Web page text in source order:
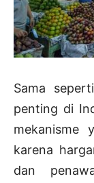
Sama
penting di
mekanisme
karena
dan